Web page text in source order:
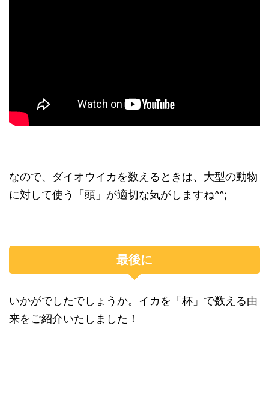
なので、ダイオウイカを数えるときは、大型の動物
に対して使う「頭」が適切な気がしますね^^;
最後に
いかがでしたでしょうか。イカを「杯」で数える由
来をご紹介いたしました！